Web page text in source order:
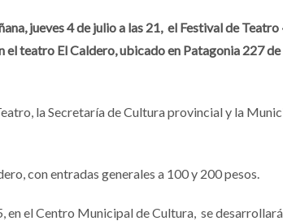
jueves 4 de julio a las 21, el Festival de Teatro
teatro El Caldero, ubicado en Patagonia 227
la Secretaría de Cultura provincial y la
con entradas generales a 100 y 200 pesos.
en el Centro Municipal de Cultura, se